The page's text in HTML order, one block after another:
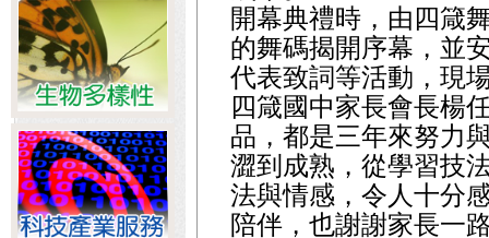
開幕典禮時，由四箴
的舞碼揭開序幕，並
代表致詞等活動，現
四箴國中家長會長楊
品，都是三年來努力
澀到成熟，從學習技
法與情感，令人十分
陪伴，也謝謝家長一